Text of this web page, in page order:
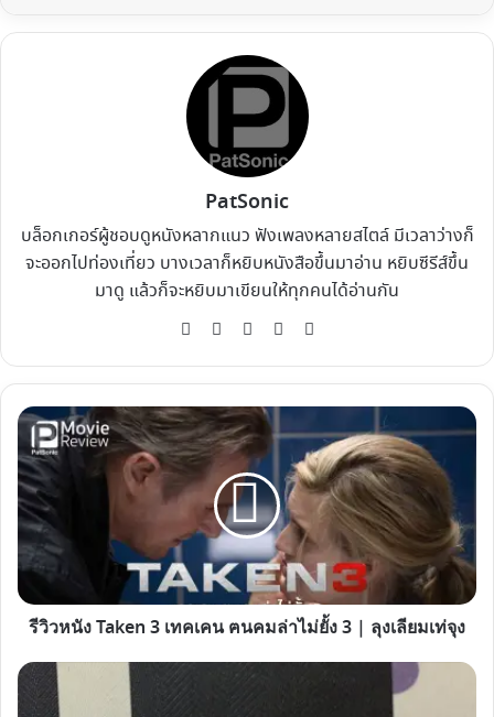
PatSonic
บล็อกเกอร์ผู้ชอบดูหนังหลากแนว ฟังเพลงหลายสไตล์ มีเวลาว่างก็
จะออกไปท่องเที่ยว บางเวลาก็หยิบหนังสือขึ้นมาอ่าน หยิบซีรีส์ขึ้น
มาดู แล้วก็จะหยิบมาเขียนให้ทุกคนได้อ่านกัน
WebsiteFacebook
X YouTube
รีวิว
หนัง
Taken
3
เท
คเคน
ฅน
คม
ล่า
ไม่
ยั้ง
รีวิวหนัง Taken 3 เทคเคน ฅนคมล่าไม่ยั้ง 3 | ลุงเลียมเท่จุง
อ่าน
หนังสือ